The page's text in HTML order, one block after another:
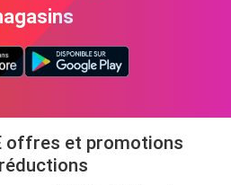
offres et promotions